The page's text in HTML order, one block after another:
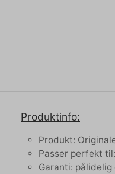
Produktinfo:
Produkt:
Passer perfekt
Garanti: